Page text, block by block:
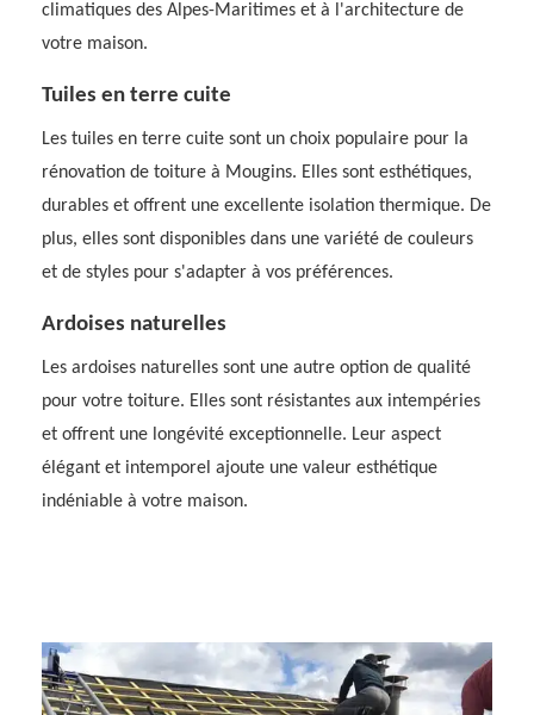
climatiques des Alpes-Maritimes et à l'architecture de
votre maison.
Tuiles en terre cuite
Les tuiles en terre cuite sont un choix populaire pour la
rénovation de toiture à Mougins. Elles sont esthétiques,
durables et offrent une excellente isolation thermique. De
plus, elles sont disponibles dans une variété de couleurs
et de styles pour s'adapter à vos préférences.
Ardoises naturelles
Les ardoises naturelles sont une autre option de qualité
pour votre toiture. Elles sont résistantes aux intempéries
et offrent une longévité exceptionnelle. Leur aspect
élégant et intemporel ajoute une valeur esthétique
indéniable à votre maison.